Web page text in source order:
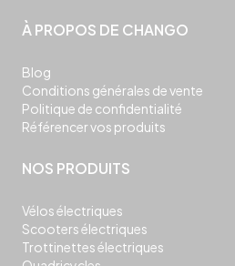
À PROPOS DE CHANGO
Blog
Conditions générales de vente
Politique de confidentialité
Référencer vos produits
NOS PRODUITS
Vélos électriques
Scooters électriques
Trottinettes électriques